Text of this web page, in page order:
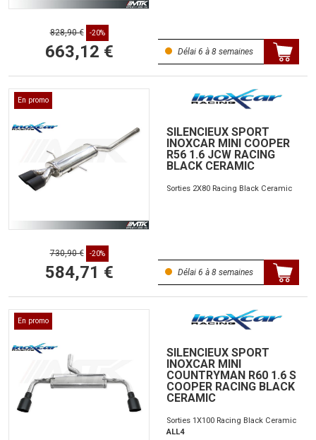
828,90 € -20%
663,12 € Délai 6 à 8 semaines
En promo
SILENCIEUX SPORT
INOXCAR MINI COOPER
R56 1.6 JCW RACING
BLACK CERAMIC
Sorties 2X80 Racing Black Ceramic
730,90 € -20%
584,71 € Délai 6 à 8 semaines
En promo
SILENCIEUX SPORT
INOXCAR MINI
COUNTRYMAN R60 1.6 S
COOPER RACING BLACK
CERAMIC
Sorties 1X100 Racing Black Ceramic
ALL4